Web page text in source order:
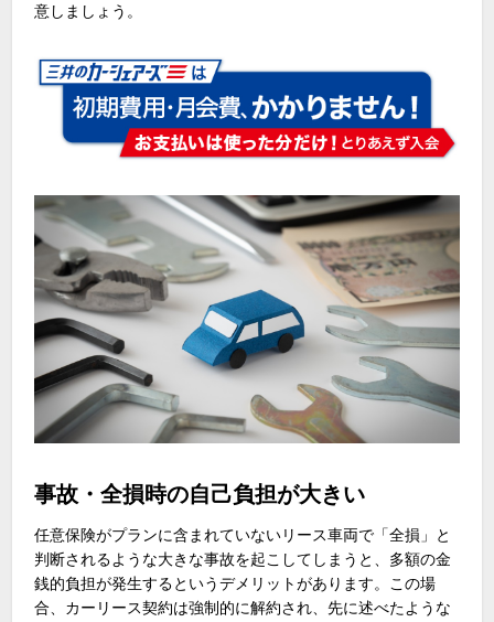
意しましょう。
事故・全損時の自己負担が大きい
任意保険がプランに含まれていないリース車両で「全損」と
判断されるような大きな事故を起こしてしまうと、多額の金
銭的負担が発生するというデメリットがあります。この場
合、カーリース契約は強制的に解約され、先に述べたような